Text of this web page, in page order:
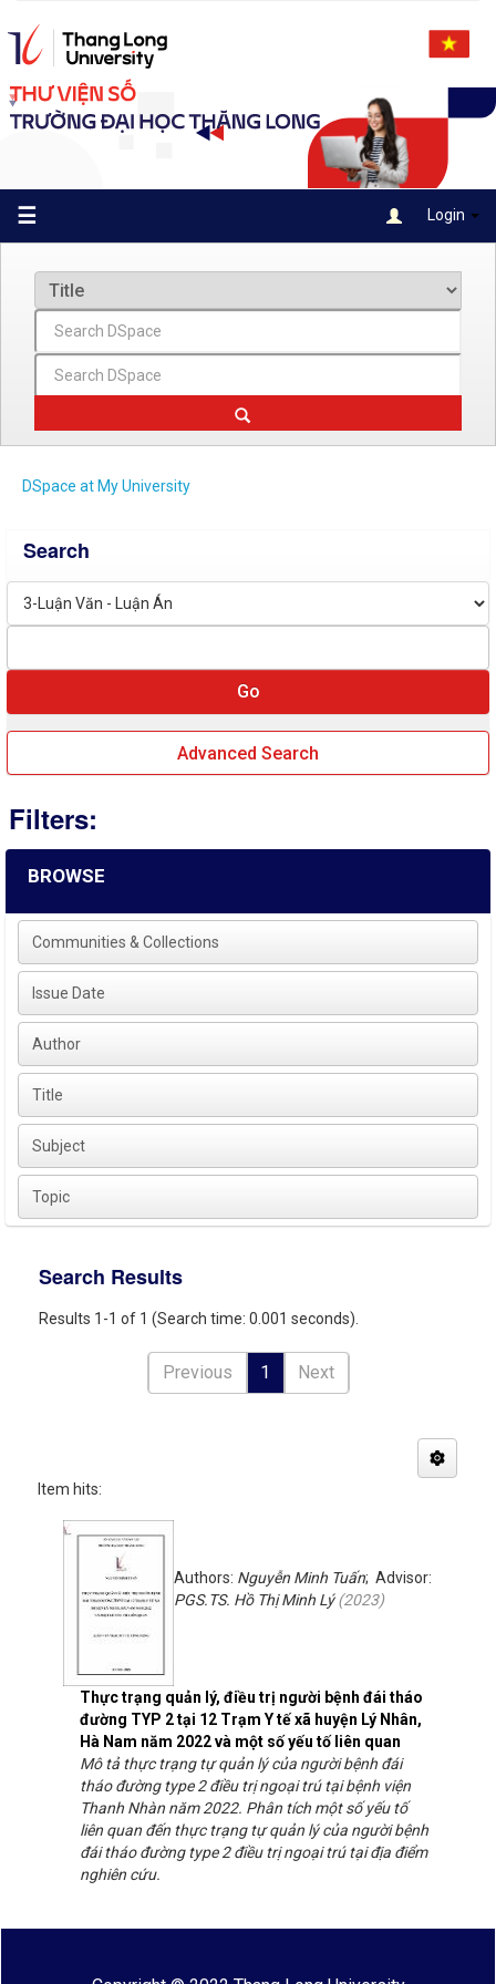
navigation
☰ Login
DSpace at My University
Search
Advanced Search
Filters:
BROWSE
Communities & Collections
Issue Date
Author
Title
Subject
Topic
Search Results
Results 1-1 of 1 (Search time: 0.001 seconds).
Previous 1 Next
Item hits:
Thực trạng quản lý, điều trị người bệnh đái tháo
đường TYP 2 tại 12 Trạm Y tế xã huyện Lý Nhân,
Hà Nam năm 2022 và một số yếu tố liên quan
Authors: Nguyễn Minh Tuấn; Advisor:
PGS.TS. Hồ Thị Minh Lý(2023)
Mô tả thực trạng tự quản lý của người bệnh đái
tháo đường type 2 điều trị ngoại trú tại bệnh viện
Thanh Nhàn năm 2022. Phân tích một số yếu tố
liên quan đến thực trạng tự quản lý của người bệnh
đái tháo đường type 2 điều trị ngoại trú tại địa điểm
nghiên cứu.